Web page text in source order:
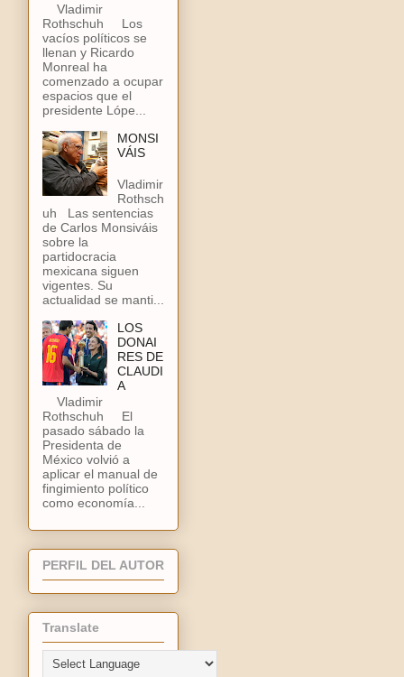
Vladimir
Rothschuh Los
vacíos políticos se
llenan y Ricardo
Monreal ha
comenzado a ocupar
espacios que el
presidente Lópe...
MONSI
VÁIS
Vladimir
Rothsch
uh Las sentencias
de Carlos Monsiváis
sobre la
partidocracia
mexicana siguen
vigentes. Su
actualidad se manti...
LOS
DONAI
RES DE
CLAUDI
A
Vladimir
Rothschuh El
pasado sábado la
Presidenta de
México volvió a
aplicar el manual de
fingimiento político
como economía...
PERFIL DEL AUTOR
Translate